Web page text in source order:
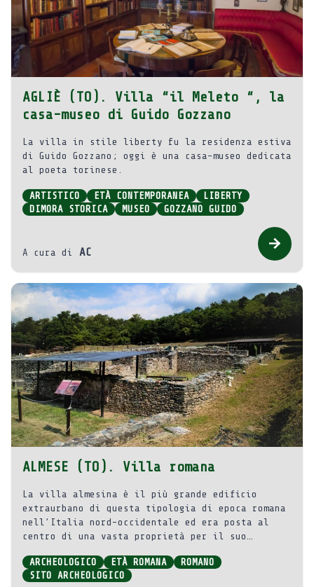
AGLIÈ (TO). Villa “il Meleto “, la
casa-museo di Guido Gozzano
La villa in stile liberty fu la residenza estiva
di Guido Gozzano; oggi è una casa-museo dedicata
al poeta torinese.
ARTISTICO ETÀ CONTEMPORANEA
LIBERTY
DIMORA STORICA
MUSEO GOZZANO GUIDO
A cura di AC
ALMESE (TO). Villa romana
La villa almesina è il più grande edificio
extraurbano di questa tipologia di epoca romana
nell’Italia nord-occidentale ed era posta al
centro di una vasta proprietà per il suo
caratteristiche ne fanno una residenza di lusso,
destinata ad un proprietario con notevoli
ARCHEOLOGICO ETÀ ROMANA
ROMANO
SITO ARCHEOLOGICO